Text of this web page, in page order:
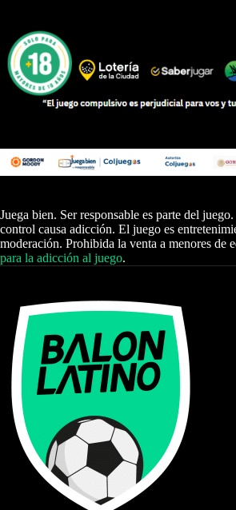
Juega bien. Ser responsable es parte del
control causa adicción. El juego es
moderación. Prohibida la venta a menores de
para la adicción al juego.